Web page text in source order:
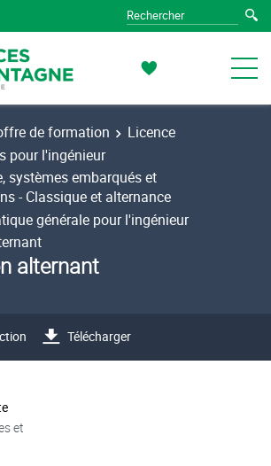
de formation
Licence
pour l'ingénieur
systèmes embarqués et
- Classique et alternance
générale pour l'ingénieur
alternant
Télécharger
et